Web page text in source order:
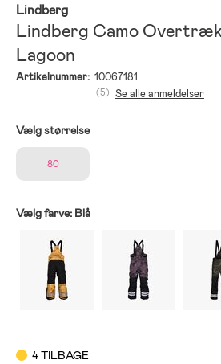
Lindberg
Lindberg Camo
Lagoon
Artikelnummer: 10067181
(5) Se alle anmeldelser
Vælg størrelse
80
Vælg farve: Blå
4 TILBAGE